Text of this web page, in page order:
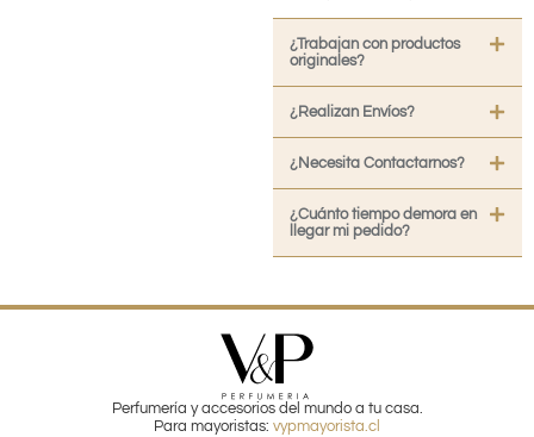
¿Trabajan con productos
originales?
¿Realizan Envíos?
¿Necesita Contactarnos?
¿Cuánto tiempo demora en
llegar mi pedido?
Perfumería y accesorios del mundo a tu casa.
Para mayoristas: vypmayorista.cl